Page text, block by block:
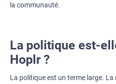
la communauté.
La politique est-
Hoplr ?
La politique est un terme large. La